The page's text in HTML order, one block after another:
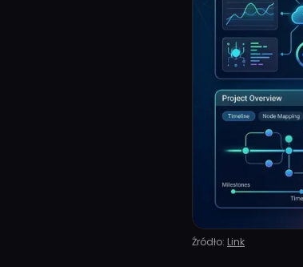
Źródło: Link